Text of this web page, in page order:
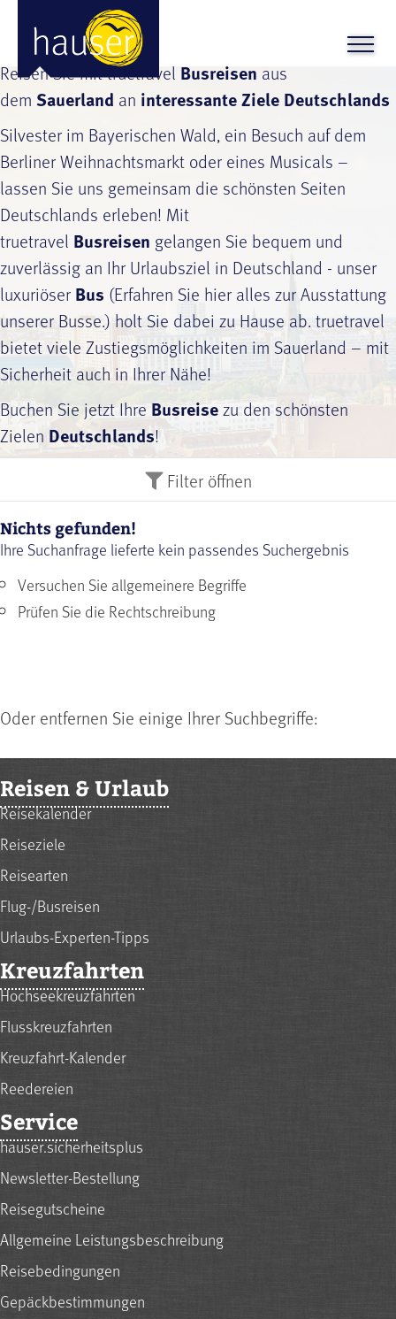
Tagesreisen
Entdecken Sie die schönsten Urlaubsziele der
Heimat
Reisen Sie mit truetravel Busreisen aus
dem Sauerland an interessante Ziele Deutschlands
Silvester im Bayerischen Wald, ein Besuch auf dem
Berliner Weihnachtsmarkt oder eines Musicals –
lassen Sie uns gemeinsam die schönsten Seiten
Deutschlands erleben! Mit
truetravel Busreisen gelangen Sie bequem und
zuverlässig an Ihr Urlaubsziel in Deutschland - unser
luxuriöser Bus (Erfahren Sie hier alles zur Ausstattung
unserer Busse.) holt Sie dabei zu Hause ab. truetravel
bietet viele Zustiegsmöglichkeiten im Sauerland – mit
Sicherheit auch in Ihrer Nähe!
Buchen Sie jetzt Ihre Busreisezu den schönsten
Zielen Deutschlands!
Filter öffnen
Nichts gefunden!
Ihre Suchanfrage lieferte kein passendes Suchergebnis
Versuchen Sie allgemeinere Begriffe
Prüfen Sie die Rechtschreibung
Oder entfernen Sie einige Ihrer Suchbegriffe:
Reisen & Urlaub
Reisekalender
Reiseziele
Reisearten
Flug-/Busreisen
Urlaubs-Experten-Tipps
Kreuzfahrten
Hochseekreuzfahrten
Flusskreuzfahrten
Kreuzfahrt-Kalender
Reedereien
Service
hauser.sicherheitsplus
Newsletter-Bestellung
Reisegutscheine
Allgemeine Leistungsbeschreibung
Reisebedingungen
Gepäckbestimmungen